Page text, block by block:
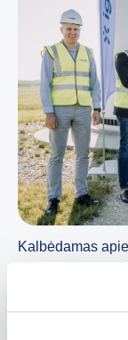
Kalbėdamas
generacijos
energetikos
„Vos prieš kelis